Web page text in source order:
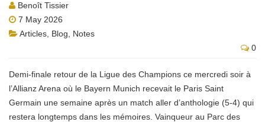
Benoît Tissier
7 May 2026
Articles Blog
Notes
0
Demi-finale retour de la Ligue des Champions ce mercredi soir à
l’Allianz Arena où le Bayern Munich recevait le Paris Saint
Germain une semaine après un match aller d’anthologie (5-4) qui
restera longtemps dans les mémoires. Vainqueur au Parc des